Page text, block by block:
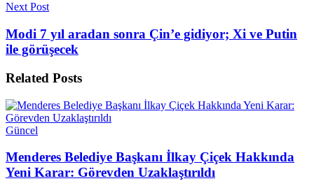
Next Post
Modi 7 yıl aradan sonra Çin’e gidiyor; Xi ve Putin
ile görüşecek
Related Posts
Güncel
Menderes Belediye Başkanı İlkay Çiçek Hakkında
Yeni Karar: Görevden Uzaklaştırıldı